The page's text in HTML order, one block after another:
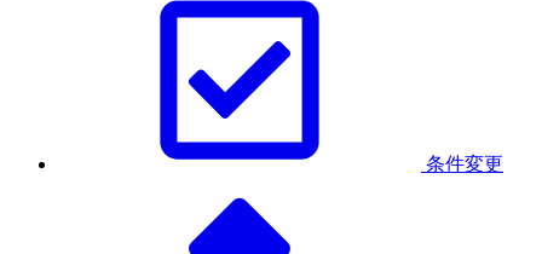
条件変更